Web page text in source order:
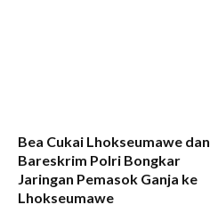
Bea Cukai Lhokseumawe dan
Bareskrim Polri Bongkar
Jaringan Pemasok Ganja ke
Lhokseumawe